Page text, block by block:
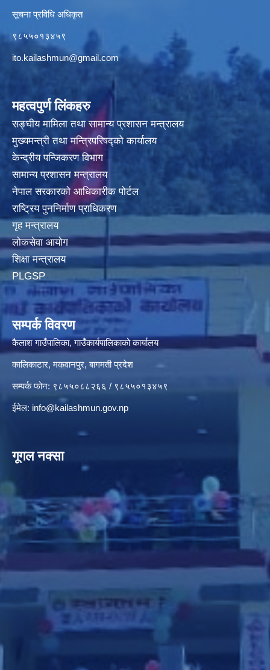
सूचना प्रविधि अधिकृत
९८५५०१३४५९
ito.kailashmun@gmail.com
महत्वपुर्ण लिंकहरु
सङ्घीय मामिला तथा सामान्य प्रशासन मन्त्रालय
मुख्यमन्त्री तथा मन्त्रिपरिषद्‍को कार्यालय
केन्द्रीय पन्जिकरण विभाग
सामान्य प्रशासन मन्त्रालय
नेपाल सरकारको आधिकारीक पोर्टल
राष्ट्रिय पुननिर्माण प्राधिकरण
गृह मन्त्रालय
लोकसेवा आयोग
शिक्षा मन्त्रालय
PLGSP
सम्पर्क विवरण
कैलाश गाउँपालिका, गाउँकार्यपालिकाको कार्यालय
कालिकाटार, मकवानपुर, बागमती प्रदेश
सम्पर्क फोन: ९८५५०८८२६६ / ९८५५०१३४५९
ईमेल: info@kailashmun.gov.np
गूगल नक्सा